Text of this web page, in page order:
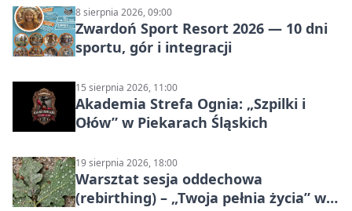
8 sierpnia 2026, 09:00
Zwardoń Sport Resort 2026 — 10 dni
sportu, gór i integracji
15 sierpnia 2026, 11:00
Akademia Strefa Ognia: „Szpilki i
Ołów” w Piekarach Śląskich
19 sierpnia 2026, 18:00
Warsztat sesja oddechowa
(rebirthing) – „Twoja pełnia życia” w